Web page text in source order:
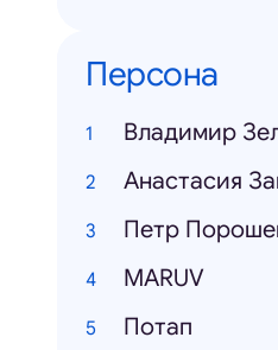
Персона
Владимир
Анастасия
Петр
MARUV
Потап